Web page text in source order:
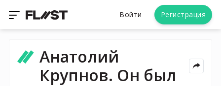
Войти Регистрация
Анатолий
Крупнов. Он был